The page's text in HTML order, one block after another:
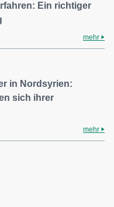
Ein richtiger
mehr
in Nordsyrien:
sich ihrer
mehr